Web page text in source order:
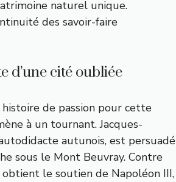
naturel unique.
des savoir-faire
d’une cité oubliée
histoire de passion pour cette
à un tournant. Jacques-
autunois, est persuadé
sous le Mont Beuvray. Contre
obtient le soutien de Napoléon III,